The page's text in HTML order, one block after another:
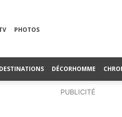
PHOTOS
DESTINATIONS DÉCORHOMME
PUBLICITÉ